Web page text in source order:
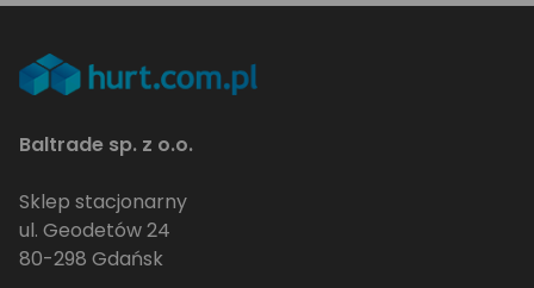
Baltrade sp. z o.o.
Sklep stacjonarny
ul. Geodetów 24
80-298 Gdańsk